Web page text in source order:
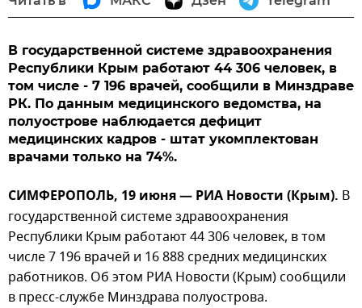
В государственной системе здравоохранения
Республики Крым работают 44 306 человек, в
том числе - 7 196 врачей, сообщили в Минздраве
РК. По данным медицинского ведомства, на
полуострове наблюдается дефицит
медицинских кадров - штат укомплектован
врачами только на 74%.
СИМФЕРОПОЛЬ, 19 июня — РИА Новости (Крым). В
государственной системе здравоохранения
Республики Крым работают 44 306 человек, в том
числе 7 196 врачей и 16 888 средних медицинских
работников. Об этом РИА Новости (Крым) сообщили
в пресс-службе Минздрава полуострова.